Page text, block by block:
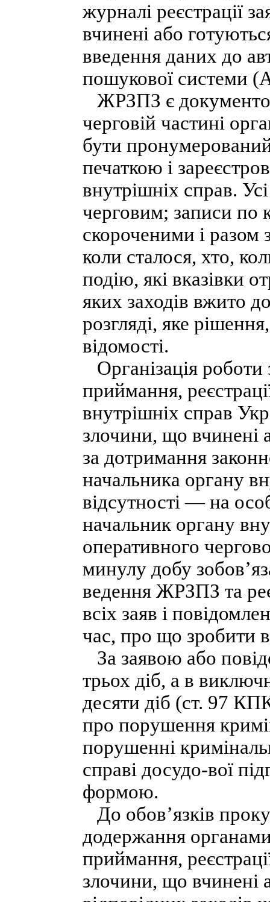
журналі реєстрації
вчинені або
введення даних до
пошукової системи
ЖРЗПЗ є документом
черговій частині
бути
печаткою і
внутрішніх справ.
черговим; записи по
скороченими і разом
коли сталося, хто,
подію, які вказівки
яких заходів вжито
розгляді, яке
відомості.
Організація
приймання,
внутрішніх справ
злочини, що вчинені
за дотримання
начальника органу
відсутності — на
начальник органу
оперативного
минулу добу
ведення ЖРЗПЗ та
всіх заяв і
час, про що зробити
За заявою або
трьох діб, а в
десяти діб (ст. 97
про порушення
порушенні
справі досудо-вої
формою.
До обов’язків
додержання
приймання,
злочини, що вчинені